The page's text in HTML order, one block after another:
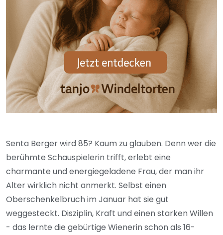
Senta Berger wird 85? Kaum zu glauben. Denn wer die
berühmte Schauspielerin trifft, erlebt eine
charmante und energiegeladene Frau, der man ihr
Alter wirklich nicht anmerkt. Selbst einen
Oberschenkelbruch im Januar hat sie gut
weggesteckt. Disziplin, Kraft und einen starken Willen
- das lernte die gebürtige Wienerin schon als 16-